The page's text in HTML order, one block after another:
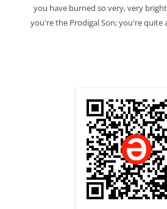
you have burned so very, very
you're the Prodigal Son; you're quite